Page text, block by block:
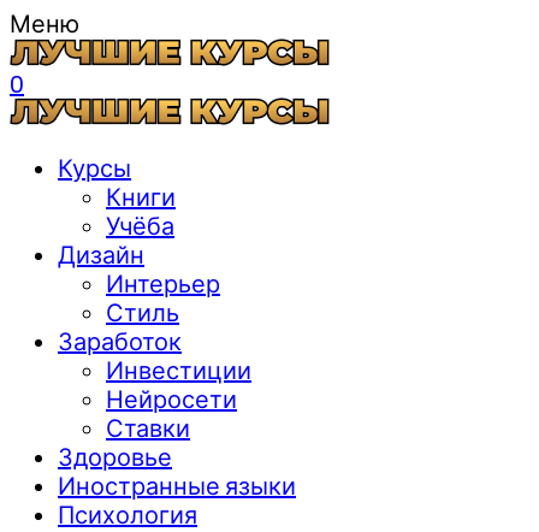
Меню
0
Курсы
Книги
Учёба
Дизайн
Интерьер
Стиль
Заработок
Инвестиции
Нейросети
Ставки
Здоровье
Иностранные языки
Психология